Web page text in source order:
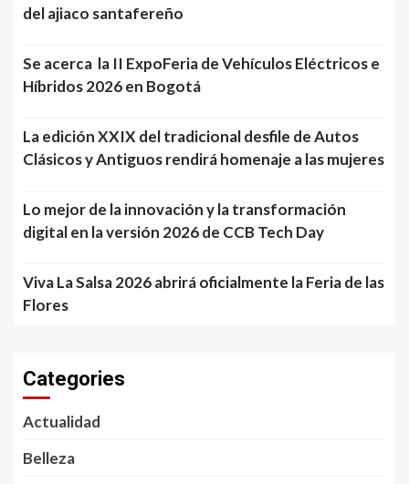
del ajiaco santafereño
Se acerca la II ExpoFeria de Vehículos Eléctricos e
Híbridos 2026 en Bogotá
La edición XXIX del tradicional desfile de Autos
Clásicos y Antiguos rendirá homenaje a las mujeres
Lo mejor de la innovación y la transformación
digital en la versión 2026 de CCB Tech Day
Viva La Salsa 2026 abrirá oficialmente la Feria de las
Flores
Categories
Actualidad
Belleza